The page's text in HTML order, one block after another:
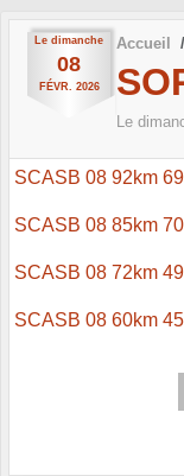
Le dimanche
08
FÉVR. 2026
Accueil
Le
SCASB 08 92km
SCASB 08 85km
SCASB 08 72km
SCASB 08 60km